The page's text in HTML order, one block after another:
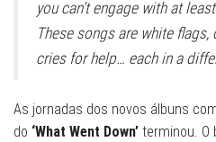
you can’t engage with at
These songs are white flags,
cries for help… each in a
As jornadas dos novos álbuns
do ‘What Went Down’ terminou. O